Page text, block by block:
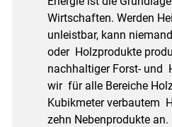
Wirtschaften. Werden
unleistbar, kann
oder Holzprodukte
nachhaltiger Forst- und
wir für alle Bereiche
Kubikmeter verbautem
zehn Nebenprodukte